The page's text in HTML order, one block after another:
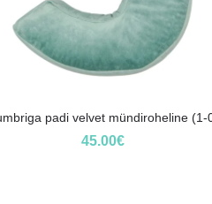
padi velvet mündiroheline (1-
45.00€